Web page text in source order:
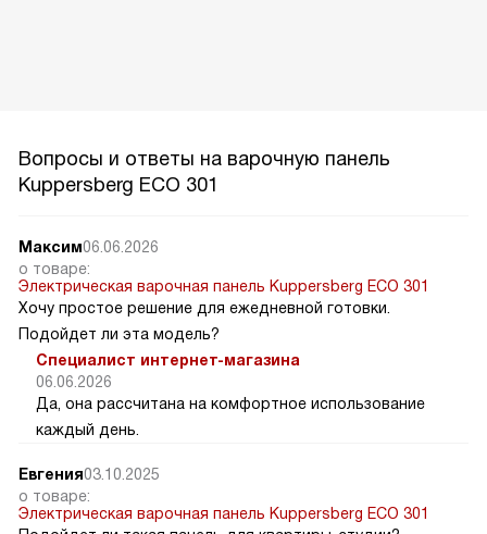
Вопросы и ответы на варочную панель
Kuppersberg ECO 301
Максим06.06.2026
о товаре:
Электрическая варочная панель Kuppersberg ECO 301
Хочу простое решение для ежедневной готовки.
Подойдет ли эта модель?
Специалист интернет-магазина
06.06.2026
Да, она рассчитана на комфортное использование
каждый день.
Евгения03.10.2025
о товаре:
Электрическая варочная панель Kuppersberg ECO 301